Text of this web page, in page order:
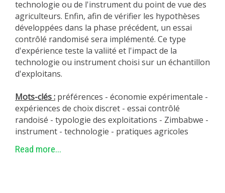
technologie ou de l'instrument du point de vue des
agriculteurs. Enfin, afin de vérifier les hypothèses
développées dans la phase précédent, un essai
contrôlé randomisé sera implémenté. Ce type
d'expérience teste la valiité et l'impact de la
technologie ou instrument choisi sur un échantillon
d'exploitans.
Mots-clés : préférences - économie expérimentale -
expériences de choix discret - essai contrôlé
randoisé - typologie des exploitations - Zimbabwe -
instrument - technologie - pratiques agricoles
Read more...